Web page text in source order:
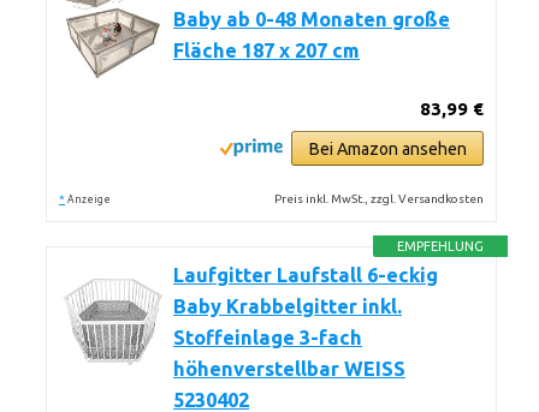
Baby ab 0-48 Monaten große
Fläche 187 x 207 cm
83,99 €
Bei Amazon ansehen
* Anzeige Preis inkl. MwSt., zzgl. Versandkosten
EMPFEHLUNG
Laufgitter Laufstall 6-eckig
Baby Krabbelgitter inkl.
Stoffeinlage 3-fach
höhenverstellbar WEISS
5230402